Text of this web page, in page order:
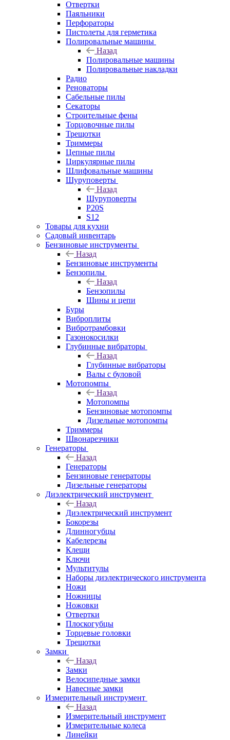
Отвертки
Паяльники
Перфораторы
Пистолеты для герметика
Полировальные машины
Назад
Полировальные машины
Полировальные накладки
Радио
Реноваторы
Сабельные пилы
Секаторы
Строительные фены
Торцовочные пилы
Трещотки
Триммеры
Цепные пилы
Циркулярные пилы
Шлифовальные машины
Шуруповерты
Назад
Шуруповерты
P20S
S12
Товары для кухни
Садовый инвентарь
Бензиновые инструменты
Назад
Бензиновые инструменты
Бензопилы
Назад
Бензопилы
Шины и цепи
Буры
Виброплиты
Вибротрамбовки
Газонокосилки
Глубинные вибраторы
Назад
Глубинные вибраторы
Валы с буловой
Мотопомпы
Назад
Мотопомпы
Бензиновые мотопомпы
Дизельные мотопомпы
Триммеры
Швонарезчики
Генераторы
Назад
Генераторы
Бензиновые генераторы
Дизельные генераторы
Диэлектрический инструмент
Назад
Диэлектрический инструмент
Бокорезы
Длинногубцы
Кабелерезы
Клещи
Ключи
Мультитулы
Наборы диэлектрического инструмента
Ножи
Ножницы
Ножовки
Отвертки
Плоскогубцы
Торцевые головки
Трещотки
Замки
Назад
Замки
Велосипедные замки
Навесные замки
Измерительный инструмент
Назад
Измерительный инструмент
Измерительные колеса
Линейки